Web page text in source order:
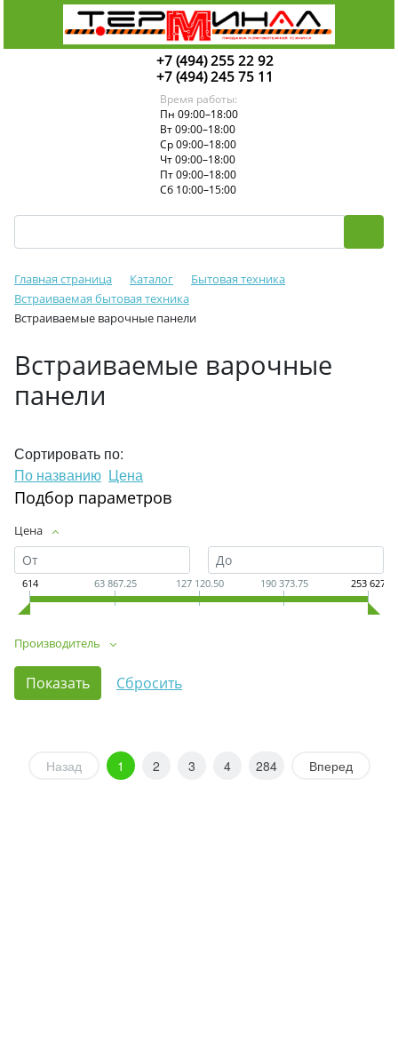
+7 (494) 255 22 92
+7 (494) 245 75 11
Время работы:
Пн 09:00–18:00
Вт 09:00–18:00
Ср 09:00–18:00
Чт 09:00–18:00
Пт 09:00–18:00
Сб 10:00–15:00
Главная страница Каталог
Бытовая техника
Встраиваемая бытовая техника
Встраиваемые варочные панели
Встраиваемые варочные
панели
Сортировать по:
По названию Цена
Подбор параметров
Цена
614 63 867.25 127 120.50 190 373.75 253 627
Производитель
Назад 1 2 3 4 284 Вперед